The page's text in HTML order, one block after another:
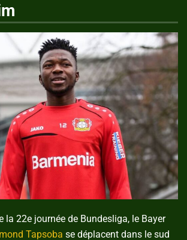
la 22e journée de Bundesliga, le Bayer
Tapsoba se déplacent dans le sud